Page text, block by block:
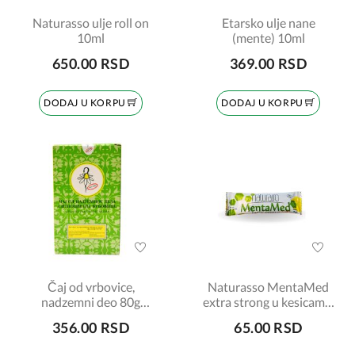
Naturasso ulje roll on
10ml
650.00 RSD
DODAJ U KORPU
Etarsko ulje nane
(mente) 10ml
369.00 RSD
DODAJ U KORPU
Čaj od vrbovice,
nadzemni deo 80g
356.00 RSD
Naturasso MentaMed
extra strong u kesicama,
65.00 RSD